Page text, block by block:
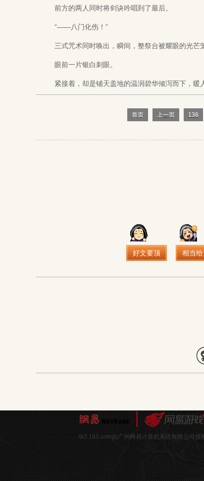
前方的两人同时将剑诀吟唱到了最后。
“——八门化伤！”
三式咒术同时唤出，瞬间，整祭台被耀眼的光芒笼
眼前一片银白刺眼。
紧接着，却是铺天盖地的温润碧华倾泻而下，暖人
首页 上一页 136
好文要顶 相当给
tx3.163.com由广州网易计算机系统有限公司